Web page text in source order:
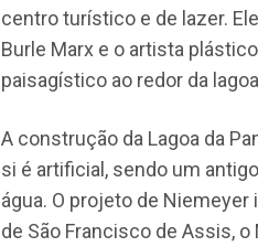
centro turístico e de lazer.
Burle Marx e o artista
paisagístico ao redor da
A construção da Lagoa da
si é artificial, sendo um
água. O projeto de
de São Francisco de Assis,